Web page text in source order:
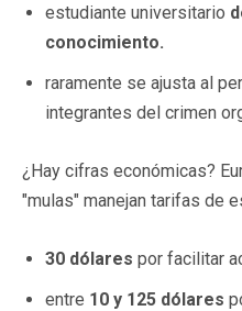
estudiante universitario
conocimiento.
raramente se ajusta al
integrantes del crimen
¿Hay cifras económicas?
"mulas" manejan tarifas de
30 dólares por facilitar
entre 10 y 125 dólares